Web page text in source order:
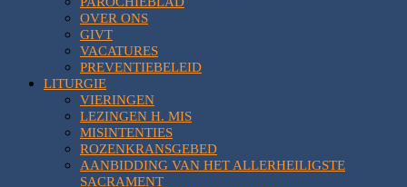
OVER ONS
GIVT
VACATURES
PREVENTIEBELEID
LITURGIE
VIERINGEN
LEZINGEN H. MIS
MISINTENTIES
ROZENKRANSGEBED
AANBIDDING VAN HET ALLERHEILIGSTE
SACRAMENT